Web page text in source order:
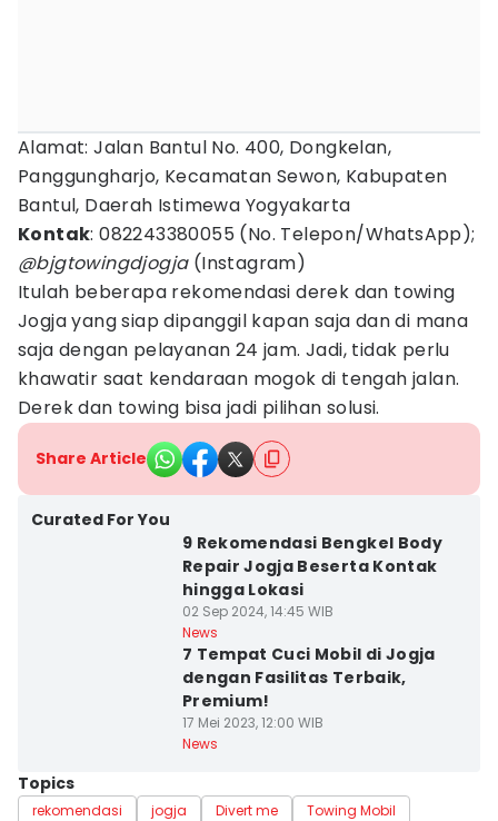
Alamat: Jalan Bantul No. 400, Dongkelan,
Panggungharjo, Kecamatan Sewon, Kabupaten
Bantul, Daerah Istimewa Yogyakarta
Kontak: 082243380055 (No. Telepon/WhatsApp);
@bjgtowingdjogja(Instagram)
Itulah beberapa rekomendasi derek dan towing
Jogja yang siap dipanggil kapan saja dan di mana
saja dengan pelayanan 24 jam. Jadi, tidak perlu
khawatir saat kendaraan mogok di tengah jalan.
Derek dan towing bisa jadi pilihan solusi.
Share Article
Curated For You
9 Rekomendasi Bengkel Body
Repair Jogja Beserta Kontak
hingga Lokasi
02 Sep 2024, 14:45 WIB
News
7 Tempat Cuci Mobil di Jogja
dengan Fasilitas Terbaik,
Premium!
17 Mei 2023, 12:00 WIB
News
Topics
rekomendasi jogja Divert me
Towing Mobil